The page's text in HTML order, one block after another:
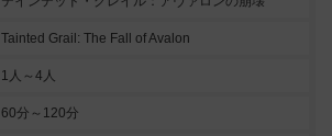
Tainted Grail: The Fall of Avalon
1人～4人
60分～120分